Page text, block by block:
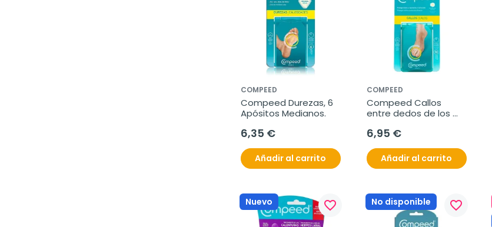
COMPEED
Compeed Durezas, 6
Apósitos Medianos.
6,35 €
Añadir al carrito
COMPEED
Compeed Callos
entre dedos de los
6,95 €
Añadir al carrito
Nuevo favorite_border No disponible favorite_border